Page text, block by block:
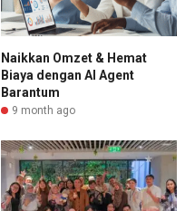
Naikkan Omzet & Hemat
Biaya dengan AI Agent
Barantum
9 month ago